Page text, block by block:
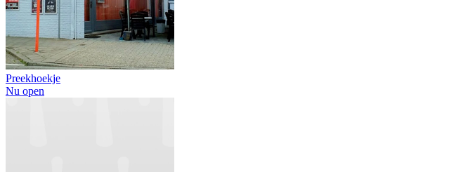
Preekhoekje
Nu open